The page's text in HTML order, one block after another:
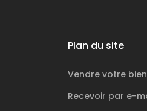
Plan du site
Vendre votre
Recevoir par e-